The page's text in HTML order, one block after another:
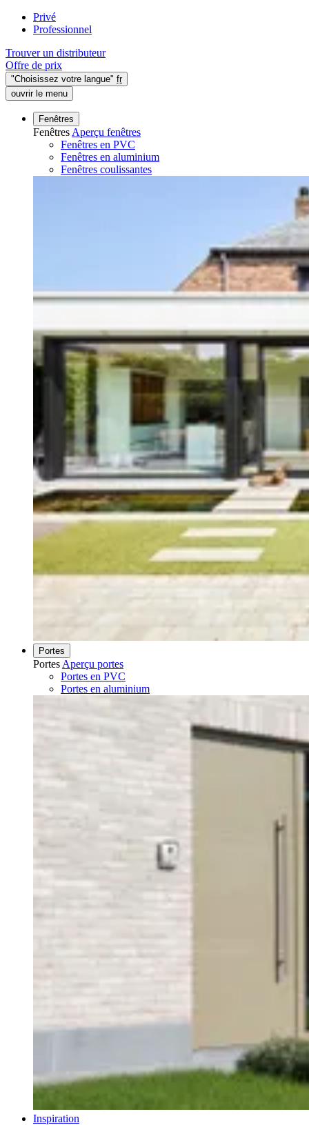
Privé
Professionnel
Trouver un distributeur
Offre de prix
"Choisissez votre langue" fr
ouvrir le menu
Fenêtres
Fenêtres Aperçu fenêtres
Fenêtres en PVC
Fenêtres en aluminium
Fenêtres coulissantes
Portes
Portes Aperçu portes
Portes en PVC
Portes en aluminium
Inspiration